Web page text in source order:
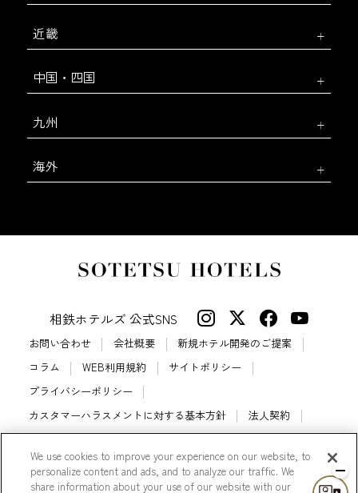
近畿
中国・四国
九州
海外
相鉄ホテルズ 公式SNS
お問い合わせ 会社概要
新規ホテル開発のご提案
コラム
WEB利用規約
サイトポリシー
プライバシーポリシー
カスタマーハラスメントに対する基本方針
法人契約
宿泊約款
会員規約
サイトマップ
相鉄ホテルズ パートナーホテル加盟募集のご案内
採用情報
Cookie Settings
We use cookies to improve your experience on our website, to
personalize content and ads, and to analyze our traffic. We
share information about your use of our website with our